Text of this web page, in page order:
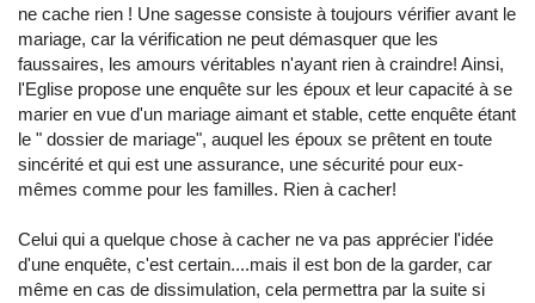
ne cache rien ! Une sagesse consiste à toujours vérifier avant le
mariage, car la vérification ne peut démasquer que les
faussaires, les amours véritables n'ayant rien à craindre! Ainsi,
l'Eglise propose une enquête sur les époux et leur capacité à se
marier en vue d'un mariage aimant et stable, cette enquête étant
le " dossier de mariage", auquel les époux se prêtent en toute
sincérité et qui est une assurance, une sécurité pour eux-
mêmes comme pour les familles. Rien à cacher!
Celui qui a quelque chose à cacher ne va pas apprécier l'idée
d'une enquête, c'est certain....mais il est bon de la garder, car
même en cas de dissimulation, cela permettra par la suite si